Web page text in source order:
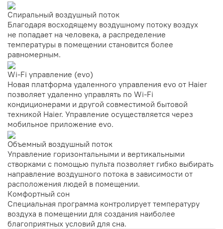
Спиральный воздушный поток
Благодаря восходящему воздушному потоку воздух
не попадает на человека, а распределение
температуры в помещении становится более
равномерным.
Wi-Fi управление (evo)
Новая платформа удаленного управления evo от Haier
позволяет удаленно управлять по Wi-Fi
кондиционерами и другой совместимой бытовой
техникой Haier. Управление осуществляется через
мобильное приложение evo.
Объемный воздушный поток
Управление горизонтальными и вертикальными
створками с помощью пульта позволяет гибко выбирать
направление воздушного потока в зависимости от
расположения людей в помещении.
Комфортный сон
Специальная программа контролирует температуру
воздуха в помещении для создания наиболее
благоприятных условий для сна.